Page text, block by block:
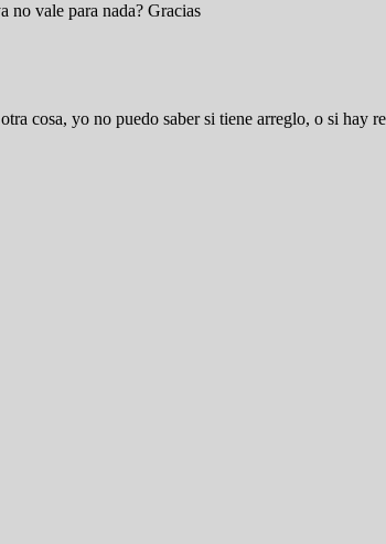
no vale para nada? Gracias
cosa, yo no puedo saber si tiene arreglo, o si hay